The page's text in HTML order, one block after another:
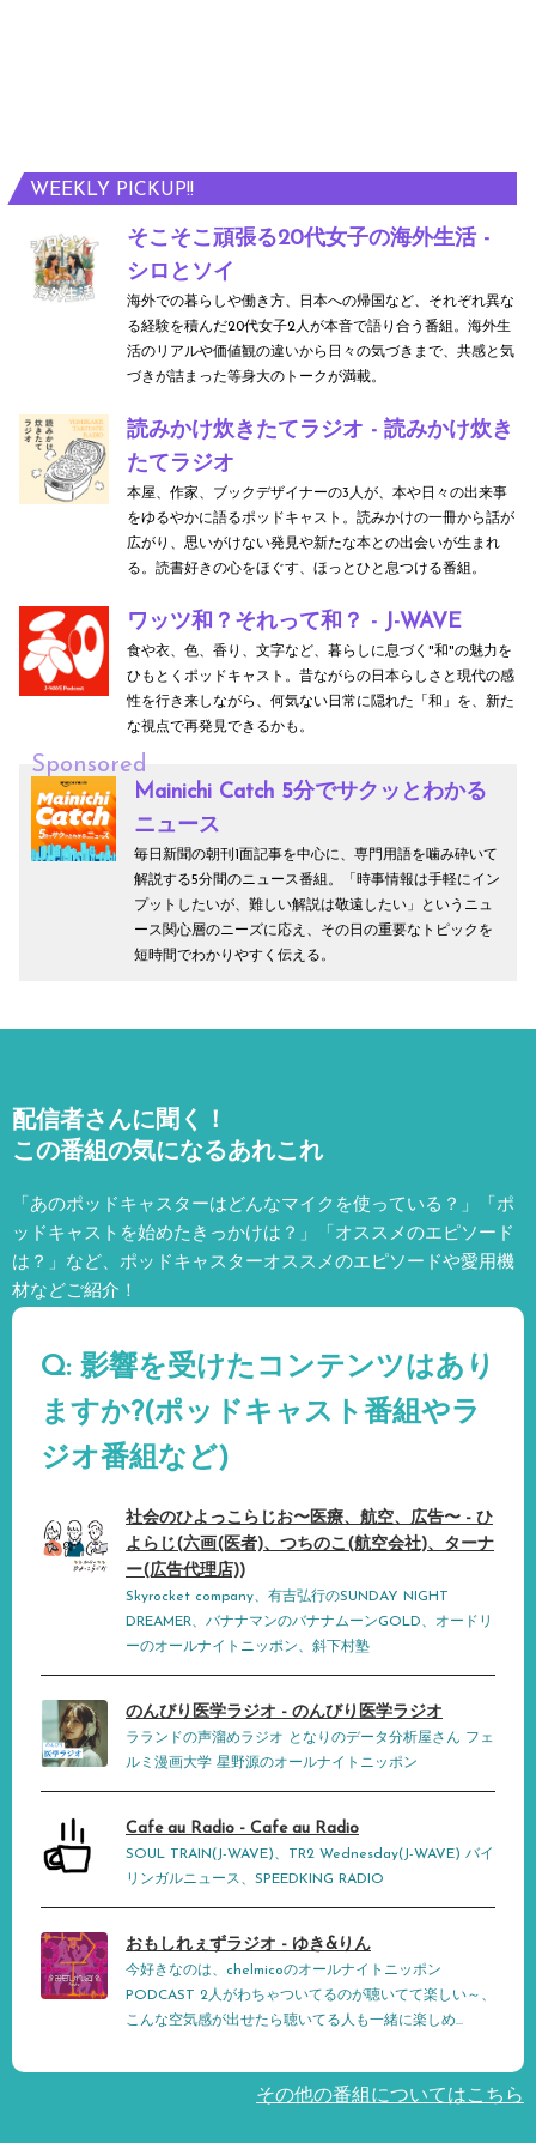
WEEKLY PICKUP!!
そこそこ頑張る20代女子の海外生活 -
シロとソイ
海外での暮らしや働き方、日本への帰国など、それぞれ異な
る経験を積んだ20代女子2人が本音で語り合う番組。海外生
活のリアルや価値観の違いから日々の気づきまで、共感と気
づきが詰まった等身大のトークが満載。
読みかけ炊きたてラジオ - 読みかけ炊き
たてラジオ
本屋、作家、ブックデザイナーの3人が、本や日々の出来事
をゆるやかに語るポッドキャスト。読みかけの一冊から話が
広がり、思いがけない発見や新たな本との出会いが生まれ
る。読書好きの心をほぐす、ほっとひと息つける番組。
ワッツ和？それって和？ - J-WAVE
食や衣、色、香り、文字など、暮らしに息づく"和"の魅力を
ひもとくポッドキャスト。昔ながらの日本らしさと現代の感
性を行き来しながら、何気ない日常に隠れた「和」を、新た
な視点で再発見できるかも。
Sponsored
Mainichi Catch 5分でサクッとわかる
ニュース
毎日新聞の朝刊1面記事を中心に、専門用語を噛み砕いて
解説する5分間のニュース番組。「時事情報は手軽にイン
プットしたいが、難しい解説は敬遠したい」というニュ
ース関心層のニーズに応え、その日の重要なトピックを
短時間でわかりやすく伝える。
配信者さんに聞く！
この番組の気になるあれこれ
「あのポッドキャスターはどんなマイクを使っている？」「ポ
ッドキャストを始めたきっかけは？」「オススメのエピソード
は？」など、 ポッドキャスターオススメのエピソードや愛用機
材などご紹介！
Q: 影響を受けたコンテンツはあり
ますか?(ポッドキャスト番組やラ
ジオ番組など)
社会のひよっこらじお〜医療、航空、広告〜 - ひ
よらじ(六画(医者)、つちのこ(航空会社)、ターナ
ー(広告代理店))
Skyrocket company、有吉弘行のSUNDAY NIGHT
DREAMER、バナナマンのバナナムーンGOLD、オードリ
ーのオールナイトニッポン、斜下村塾
のんびり医学ラジオ - のんびり医学ラジオ
ラランドの声溜めラジオ となりのデータ分析屋さん フェ
ルミ漫画大学 星野源のオールナイトニッポン
Cafe au Radio - Cafe au Radio
SOUL TRAIN(J-WAVE)、TR2 Wednesday(J-WAVE) バイ
リンガルニュース、SPEEDKING RADIO
おもしれぇずラジオ - ゆき&りん
今好きなのは、chelmicoのオールナイトニッポン
PODCAST 2人がわちゃついてるのが聴いてて楽しい～、
こんな空気感が出せたら聴いてる人も一緒に楽しめ...
その他の番組についてはこちら